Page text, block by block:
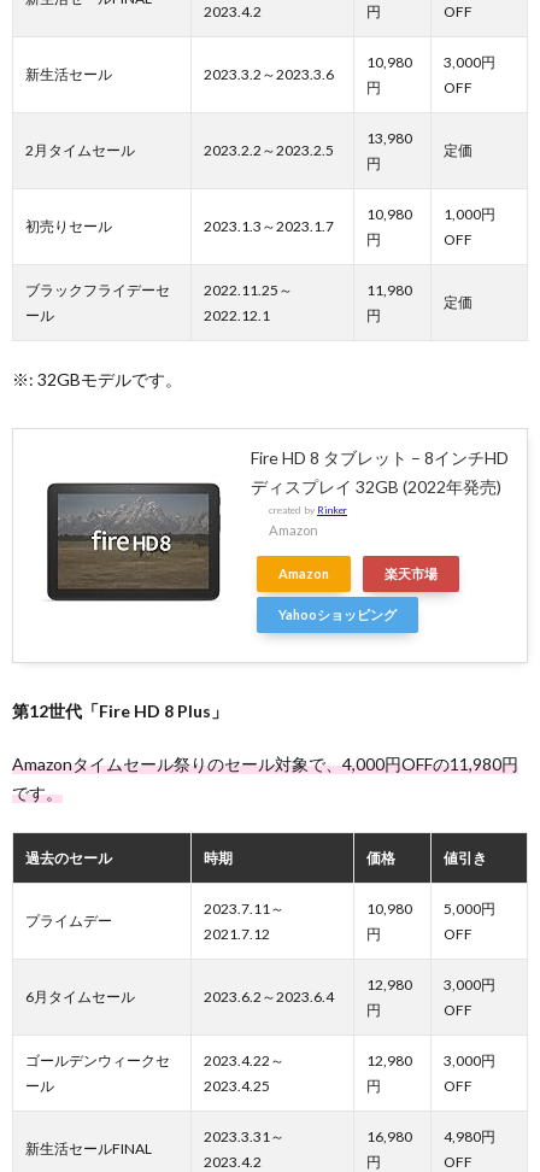
2023.4.2 円 OFF
新生活セール 2023.3.2～2023.3.6
10,980
円
3,000円
OFF
2月タイムセール 2023.2.2～2023.2.5
13,980
円
定価
初売りセール 2023.1.3～2023.1.7
10,980
円
1,000円
OFF
ブラックフライデーセ
ール
2022.11.25～
2022.12.1
11,980
円
定価
※: 32GBモデルです。
Fire HD 8 タブレット – 8インチHD
ディスプレイ 32GB (2022年発売)
created by Rinker
Amazon
Amazon 楽天市場
Yahooショッピング
第12世代「Fire HD 8 Plus」
Amazonタイムセール祭りのセール対象で、4,000円OFFの11,980円
です。
過去のセール 時期 価格 値引き
プライムデー
2023.7.11～
2021.7.12
10,980
円
5,000円
OFF
6月タイムセール 2023.6.2～2023.6.4
12,980
円
3,000円
OFF
ゴールデンウィークセ
ール
2023.4.22～
2023.4.25
12,980
円
3,000円
OFF
新生活セールFINAL
2023.3.31～
2023.4.2
16,980
円
4,980円
OFF